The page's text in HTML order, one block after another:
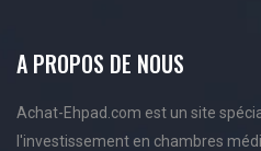
A PROPOS DE NOUS
Achat-Ehpad.com est un site
l'investissement en chambres